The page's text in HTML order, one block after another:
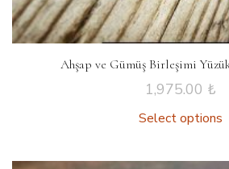
Ahşap ve Gümüş Birleşimi
1,975.00 ₺
Select options